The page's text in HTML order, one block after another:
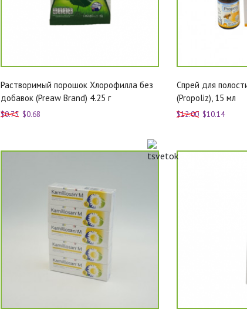
Растворимый порошок Хлорофилла без
добавок (Preaw Brand) 4.25 г
$0.75 $0.68
Спрей для
(Propoliz), 15 мл
$12.00 $10.14